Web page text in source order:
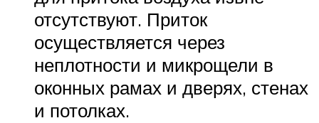
отсутствуют. Приток
осуществляется через
неплотности и микрощели в
оконных рамах и дверях, стенах
и потолках.